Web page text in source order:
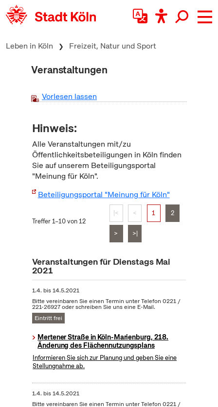
zum Inhalt springen
Leben in Köln Freizeit, Natur und Sport
Veranstaltungen
Vorlesen lassen
Hinweis:
Alle Veranstaltungen mit/zu
Öffentlichkeitsbeteiligungen in Köln finden
Sie auf unserem Beteiligungsportal
"Meinung für Köln".
Beteiligungsportal "Meinung für Köln"
Treffer 1–10 von 12
|< < 1 2
> >|
Veranstaltungen für Dienstags Mai
2021
1.4. bis14.5.2021
Bitte vereinbaren Sie einen Termin unter Telefon 0221 /
221-26927 oder schreiben Sie uns eine E-Mail.
Eintritt frei
Mertener Straße in Köln-Marienburg, 218.
Änderung des Flächennutzungsplans
Informieren Sie sich zur Planung und geben Sie eine
Stellungnahme ab.
1.4. bis14.5.2021
Bitte vereinbaren Sie einen Termin unter Telefon 0221 /